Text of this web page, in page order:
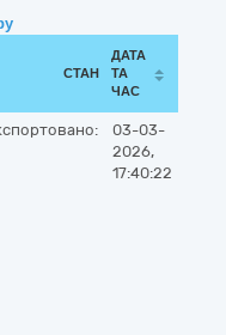
СТАН
ДАТА
ТА
ЧАС
03-03-
2026,
17:40:22